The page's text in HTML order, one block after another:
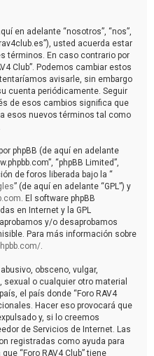
en adelante “nosotros”, “nos”,
usted acuerda estar
términos. En caso contrario por
Club”. Podemos cambiar estos
avisarle, sin embargo
cuenta periódicamente. Seguir
de esos cambios significa que
esos nuevos términos tal como
phpBB (de aquí en adelante
“phpBB Limited”,
de foros liberada bajo la “
” (de aquí en adelante “GPL”) y
. El software phpBB
en Internet y la GPL
y/o desaprobamos
Para más información sobre
obsceno, vulgar,
o cualquier otro material
el país donde “Foro RAV4
Hacer eso provocará que
y, si lo creemos
de Servicios de Internet. Las
registradas como ayuda para
“Foro RAV4 Club” tiene